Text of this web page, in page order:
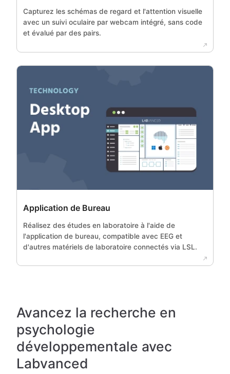
Capturez les schémas de regard et l'attention visuelle
avec un suivi oculaire par webcam intégré, sans code
et évalué par des pairs.
Application de Bureau
Réalisez des études en laboratoire à l'aide de
l'application de bureau, compatible avec EEG et
d'autres matériels de laboratoire connectés via LSL.
Avancez la recherche en
psychologie
développementale avec
Labvanced